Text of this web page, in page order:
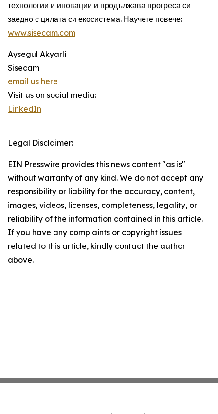
технологии и иновации и продължава прогреса си
заедно с цялата си екосистема. Научете повече:
www.sisecam.com
Aysegul Akyarli
Sisecam
email us here
Visit us on social media:
LinkedIn
Legal Disclaimer:
EIN Presswire provides this news content "as is"
without warranty of any kind. We do not accept any
responsibility or liability for the accuracy, content,
images, videos, licenses, completeness, legality, or
reliability of the information contained in this article.
If you have any complaints or copyright issues
related to this article, kindly contact the author
above.